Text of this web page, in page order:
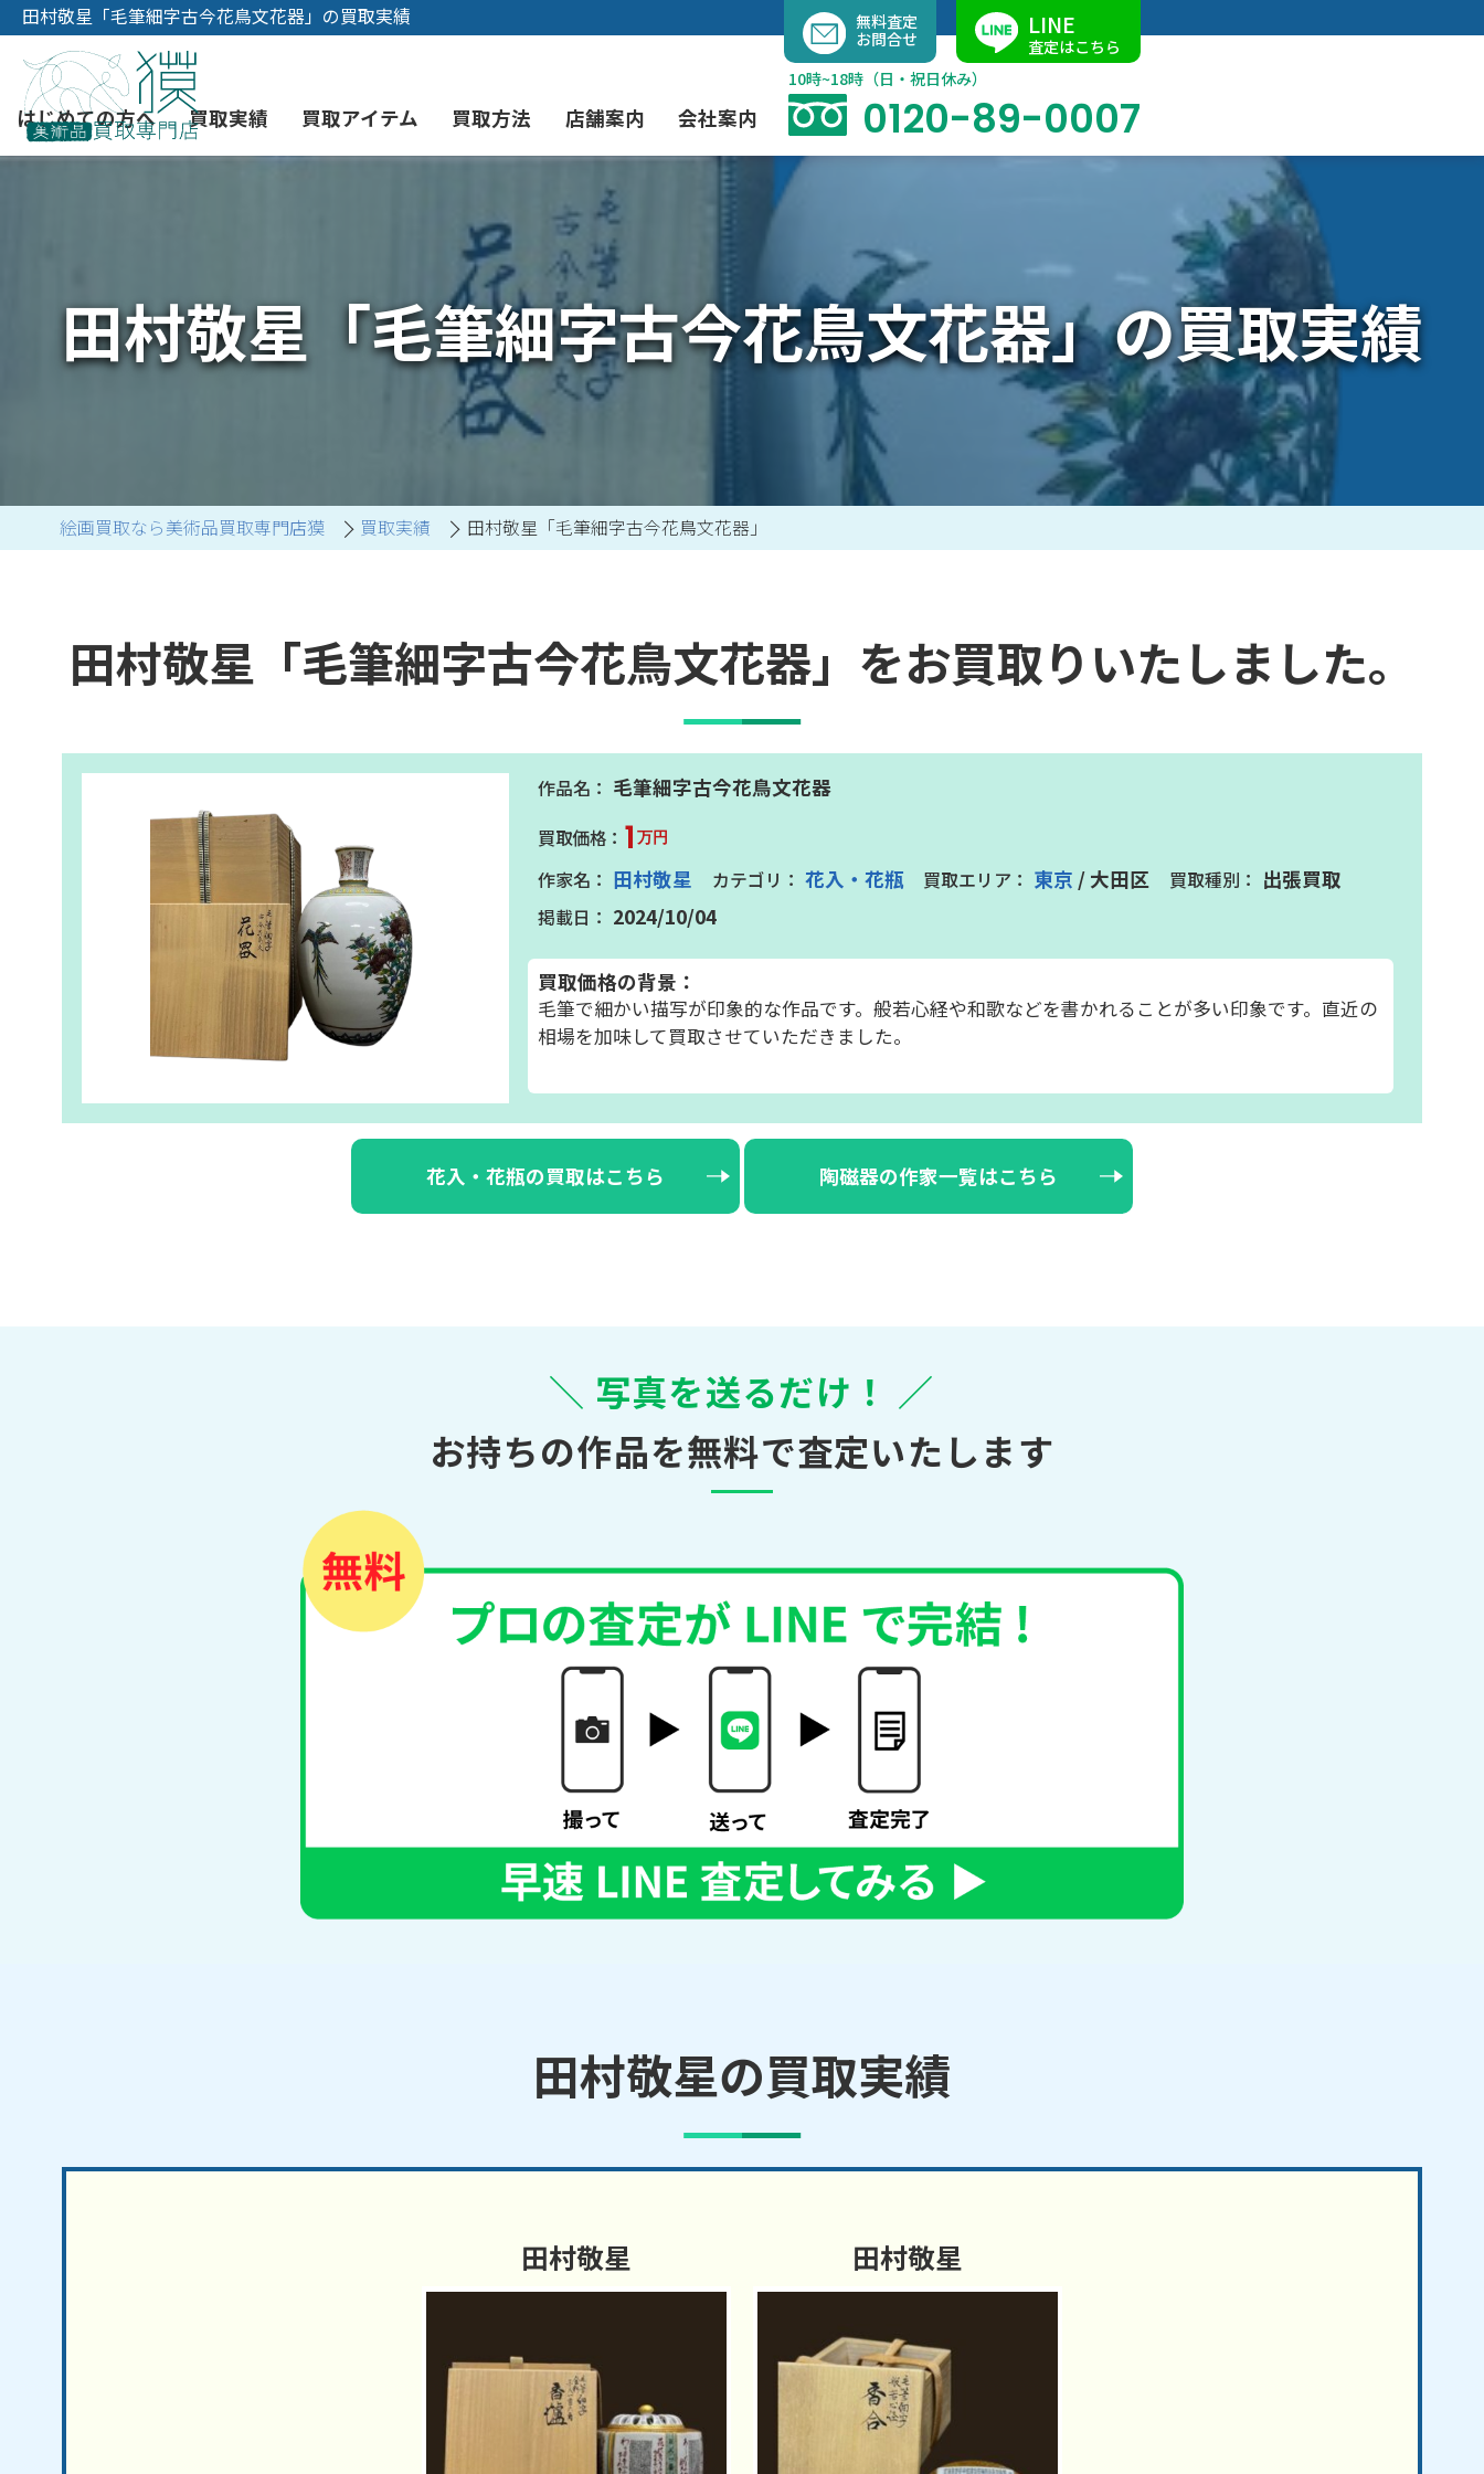
容
キ
ッ
田村敬星「毛筆細字古今花鳥文花器」の買取実績
はじめての方へ
よくあるご質問
YOUTUBE instagram Facebook
買取実績 買取アイテム
現代アート買取
骨董品買取 茶道具買取 陶磁器・陶器買取
美術品・古美術品買取
ジュエリー・ウォッチ買取
買取方法
出張買取（無料）
宅配・郵送買取 業者間オークション出品代行 催事買取
店舗案内
大阪店
会社案内
当社の特徴
消費者志向自主宣言
無料査定
お問合せ
LINE
査定はこちら
10時~18時（日・祝日休み）
0120-89-0007
田村敬星「毛筆細字古今花鳥文花器」の買取実績
絵画買取なら美術品買取専門店獏 買取実績 田村敬星「毛筆細字古今花鳥文花器」
田村敬星「毛筆細字古今花鳥文花器」をお買取りいたしました。
毛筆細字古今花鳥文花器
1 万円
田村敬星 花入・花瓶 東京 / 大田区
出張買取
2024/10/04
買取価格の背景：
毛筆で細かい描写が印象的な作品です。般若心経や和歌などを書かれることが多い印象です。直近の
相場を加味して買取させていただきました。
花入・花瓶の買取はこちら 陶磁器の作家一覧はこちら
＼ 写真を送るだけ！ ／
お持ちの作品を無料で査定いたします
田村敬星の買取実績
田村敬星 田村敬星